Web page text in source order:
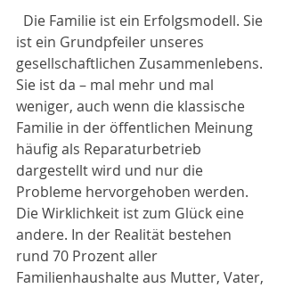
  Die Familie ist ein Erfolgsmodell. Sie
ist ein Grundpfeiler unseres
gesellschaftlichen Zusammenlebens.
Sie ist da – mal mehr und mal
weniger, auch wenn die klassische
Familie in der öffentlichen Meinung
häufig als Reparaturbetrieb
dargestellt wird und nur die
Probleme hervorgehoben werden.
Die Wirklichkeit ist zum Glück eine
andere. In der Realität bestehen
rund 70 Prozent aller
Familienhaushalte aus Mutter, Vater,